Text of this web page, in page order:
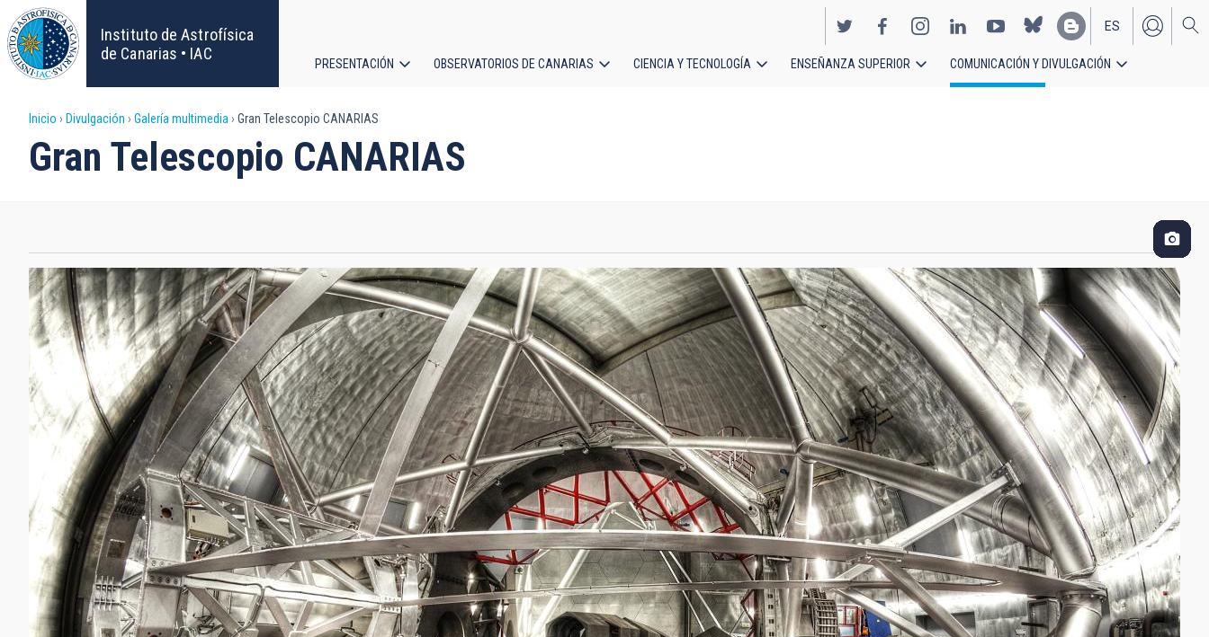
Pasar
al
contenido
principal
Instituto de Astrofísica
de Canarias • IAC
EN
ES
principal
PRESENTACIÓN OBSERVATORIOS DE CANARIAS CIENCIA Y TECNOLOGÍA ENSEÑANZA SUPERIOR COMUNICACIÓN Y DIVULGACIÓN
Sobrescribir
enlaces
ayuda
a
la
navegación
Inicio Divulgación Galería multimedia Gran Telescopio CANARIAS
Gran Telescopio CANARIAS